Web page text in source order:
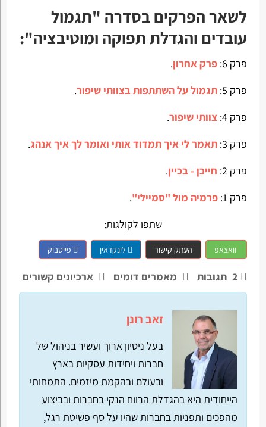
לשאר הפרקים בסדרה "תגמול
עובדים והגדלת תפוקה ומוטיבציה":
פרק 6: פרק אחרון.
פרק 5:
תגמול על השתתפות בצוותי שיפור.
פרק 4:
צוותי שיפור.
פרק 3:
תאמר לי איך תמדוד אותי ואומר לך איך אנהג.
פרק 2:
חייכן - בכיין.
פרק 1:
פרמיה מול "סמיילי".
שתפו לקולגות:
וואצאפ העתק קישור לינקדאין פייסבוק
2 תגובות מאמרים דומים ארכיונים קשורים
זאב רונן
בעל ניסיון ארוך ועשיר בניהול של
חברות ויחידות עסקיות בארץ
ובעולם ובהקמת מיזמים. התמחותי
הייחודית היא בהגדלת הרווח הנקי בחברות ובביצוע
מהפכים ותפניות בחברות שהיו על סף פשיטת רגל,